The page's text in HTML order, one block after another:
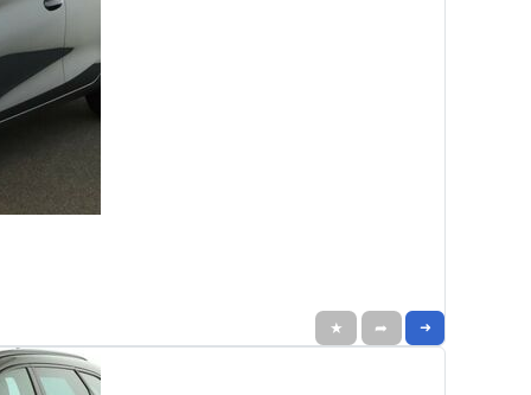
★ ➦ ➜